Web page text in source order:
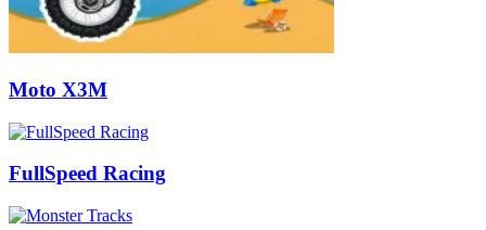
Moto X3M
FullSpeed Racing